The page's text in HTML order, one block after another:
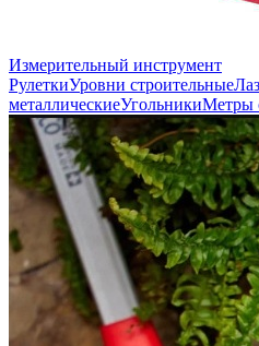
Измерительный инструмент
РулеткиУровни строительные
металлическиеУгольникиМетры